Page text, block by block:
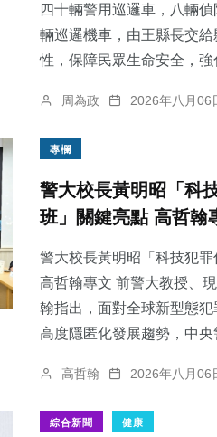
四十輛警用巡邏車，八輛
輛巡邏機車，由王縣長交
性，保障民眾生命安全，
周為政 2026年八月06
專欄
警大校長黃明昭「科
班」關鍵亮點 高哲翰
警大校長黃明昭「科技犯
高哲翰專文 前警大教授、
翰指出，面對全球新型態
高度隱匿化發展趨勢，中
高哲翰 2026年八月06
綜合新聞 健康
130 +